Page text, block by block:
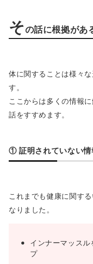
その話に根拠があ
体に関することは様々
す。
ここからは多くの情報
話をすすめます。
① 証明されていない
これまでも健康に関す
なりました。
インナーマッス
プ